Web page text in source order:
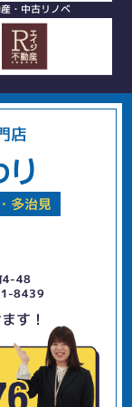
・中古リノベ
店
多治見
4-48
8439
す！